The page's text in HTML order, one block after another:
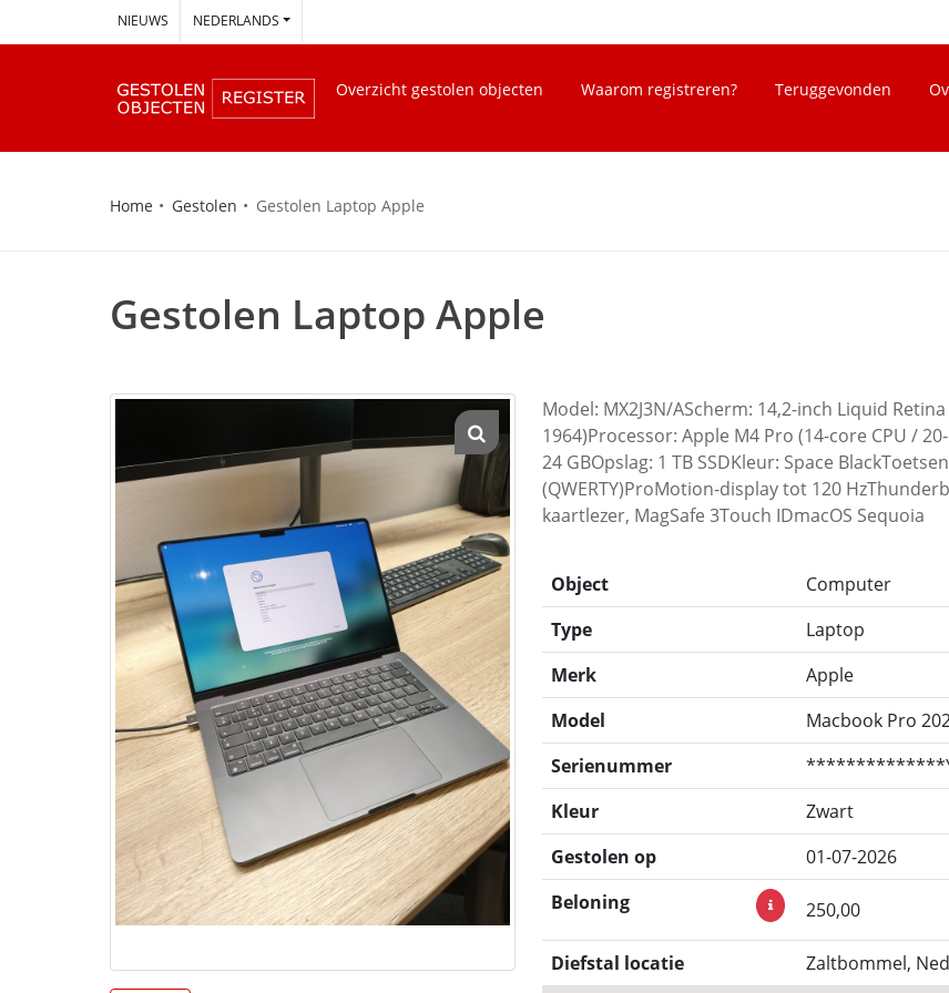
NIEUWS NEDERLANDS
Overzicht gestolen objecten Waarom registreren? Teruggevonden
Home Gestolen Gestolen Laptop Apple
Gestolen Laptop Apple
Model: MX2J3N/AScherm: 14,2-inch Liquid Retina
1964)Processor: Apple M4 Pro (14-core CPU /
24 GBOpslag: 1 TB SSDKleur: Space
(QWERTY)ProMotion-display tot 120
kaartlezer, MagSafe 3Touch IDmacOS Sequoia
Object
Computer
Type
Laptop
Merk
Apple
Model
Macbook Pro
Serienummer
Kleur
Zwart
Gestolen op
01-07-2026
Beloning
250,00
Diefstal locatie Zaltbommel,